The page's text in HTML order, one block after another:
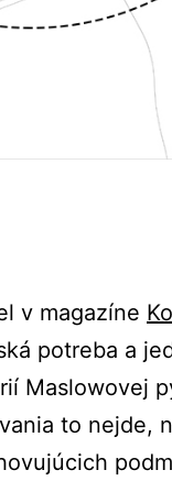
v magazíne
potreba a
Maslowovej
to nejde,